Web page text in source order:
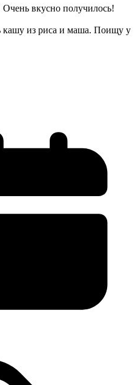
Очень вкусно получилось!
кашу из риса и маша. Поищу у